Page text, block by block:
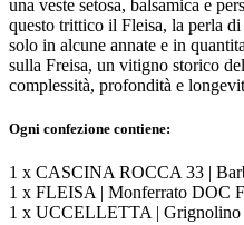
una veste setosa, balsamica e
questo trittico il Fleisa, la perla
solo in alcune annate e in
sulla Freisa, un vitigno storico
complessità, profondità e
Ogni confezione contiene:
1 x CASCINA ROCCA 33 |
1 x FLEISA | Monferrato DOC
1 x UCCELLETTA | Grignolino